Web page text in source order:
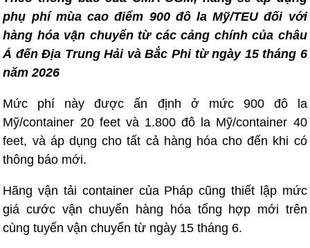
phụ phí mùa cao điểm 900 đô la Mỹ/TEU đối với
hàng hóa vận chuyển từ các cảng chính của châu
Á đến Địa Trung Hải và Bắc Phi từ ngày 15 tháng 6
năm 2026
Mức phí này được ấn định ở mức 900 đô la
Mỹ/container 20 feet và 1.800 đô la Mỹ/container 40
feet, và áp dụng cho tất cả hàng hóa cho đến khi có
thông báo mới.
Hãng vận tải container của Pháp cũng thiết lập mức
giá cước vận chuyển hàng hóa tổng hợp mới trên
cùng tuyến vận chuyển từ ngày 15 tháng 6.